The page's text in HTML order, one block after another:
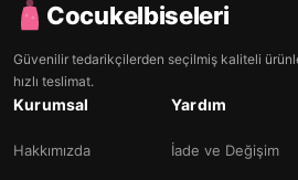
Cocukelbiseleri
Güvenilir tedarikçilerden seçilmiş kaliteli
hızlı teslimat.
Kurumsal
Hakkımızda
Yardım
İade ve Değişim